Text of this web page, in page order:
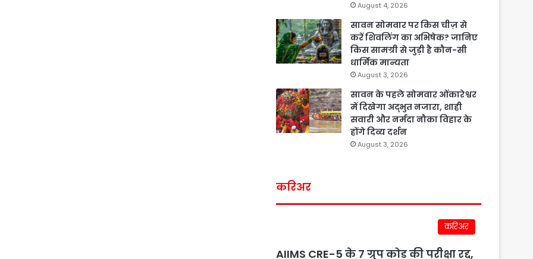
August 4, 2026
सावन सोमवार पर किस चीज़ से
करें शिवलिंग का अभिषेक? जानिए
किस सामग्री से जुड़ी है कौन-सी
धार्मिक मान्यता
August 3, 2026
सावन के पहले सोमवार ओंकारेश्वर
में दिखेगा अद्भुत नजारा, शाही
सवारी और नर्मदा नौका विहार के
होंगे दिव्य दर्शन
August 3, 2026
करिअर
करिअर
AIIMS CRE-5 के 7 ग्रुप कोड की परीक्षा रद्द,